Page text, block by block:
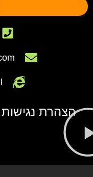
הצהרת נגישות